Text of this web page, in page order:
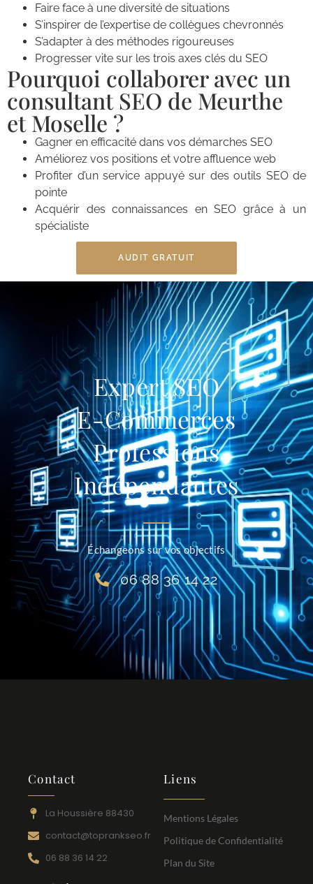
Faire face à une diversité de situations
S’inspirer de l’expertise de collègues chevronnés
S’adapter à des méthodes rigoureuses
Progresser vite sur les trois axes clés du SEO
Pourquoi collaborer avec un
consultant SEO de Meurthe
et Moselle ?
Gagner en efficacité dans vos démarches SEO
Améliorez vos positions et votre affluence web
Profiter d’un service appuyé sur des outils SEO de
pointe
Acquérir des connaissances en SEO grâce à un
spécialiste
AUDIT GRATUIT
Expert SEO
E-Commerces
Professions
Indépendantes
Échangeons sur vos objectifs
06 88 36 14 22
Contact
La Houssière 88430
contact@toprankseo.fr
06 88 36 14 22
Liens
Mentions Légales
Politique de Confidentialité
Plan du Site